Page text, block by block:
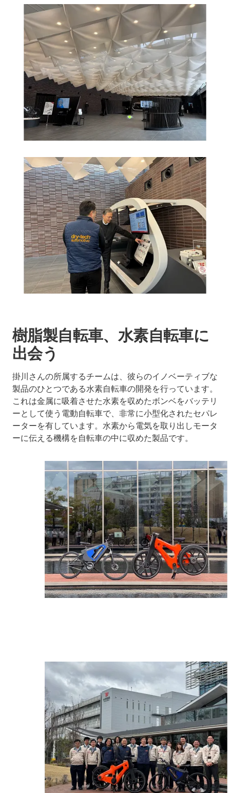
樹脂製自転車、水素自転車に
出会う
掛川さんの所属するチームは、彼らのイノベーティブな
製品のひとつである水素自転車の開発を行っています。
これは金属に吸着させた水素を収めたボンベをバッテリ
ーとして使う電動自転車で、非常に小型化されたセパレ
ーターを有しています。水素から電気を取り出しモータ
ーに伝える機構を自転車の中に収めた製品です。